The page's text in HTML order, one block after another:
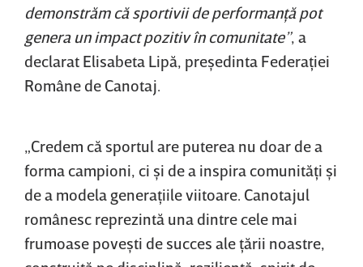
demonstrăm că sportivii de performanţă pot
genera un impact pozitiv în comunitate”, a
declarat Elisabeta Lipă, preşedinta Federaţiei
Române de Canotaj.
„Credem că sportul are puterea nu doar de a
forma campioni, ci şi de a inspira comunităţi şi
de a modela generaţiile viitoare. Canotajul
românesc reprezintă una dintre cele mai
frumoase poveşti de succes ale ţării noastre,